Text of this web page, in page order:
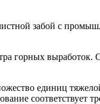
забой с
горных
единиц
соответствует